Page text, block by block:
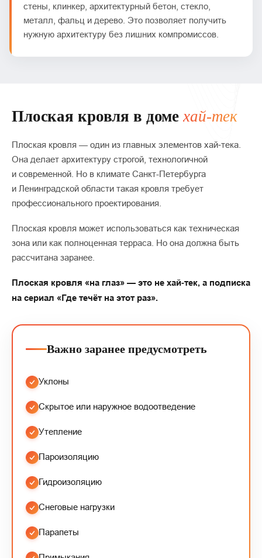
стены, клинкер, архитектурный бетон, стекло,
металл, фальц и дерево. Это позволяет получить
нужную архитектуру без лишних компромиссов.
Плоская кровля в домехай‑тек
Плоская кровля — один из главных элементов хай‑тека.
Она делает архитектуру строгой, технологичной
и современной. Но в климате Санкт-Петербурга
и Ленинградской области такая кровля требует
профессионального проектирования.
Плоская кровля может использоваться как техническая
зона или как полноценная терраса. Но она должна быть
рассчитана заранее.
Плоская кровля «на глаз» — это не хай‑тек, а подписка
на сериал «Где течёт на этот раз».
Важно заранее предусмотреть
Уклоны
Скрытое или наружное водоотведение
Утепление
Пароизоляцию
Гидроизоляцию
Снеговые нагрузки
Парапеты